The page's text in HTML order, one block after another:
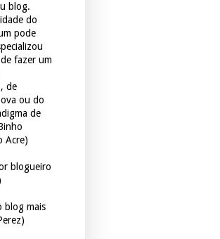
blog.
do
pode
fazer um
de
ou do
de
Acre)
blogueiro
blog mais